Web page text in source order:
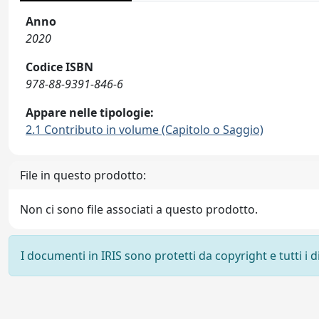
Anno
2020
Codice ISBN
978-88-9391-846-6
Appare nelle tipologie:
2.1 Contributo in volume (Capitolo o Saggio)
File in questo prodotto:
Non ci sono file associati a questo prodotto.
I documenti in IRIS sono protetti da copyright e tutti i